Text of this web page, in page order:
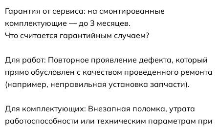
Гарантия от сервиса: на смонтированные
комплектующие — до 3 месяцев.
Что считается гарантийным случаем?
Для работ: Повторное проявление дефекта, который
прямо обусловлен с качеством проведенного ремонта
(например, неправильная установка запчасти).
Для комплектующих: Внезапная поломка, утрата
работоспособности или техническим параметрам при